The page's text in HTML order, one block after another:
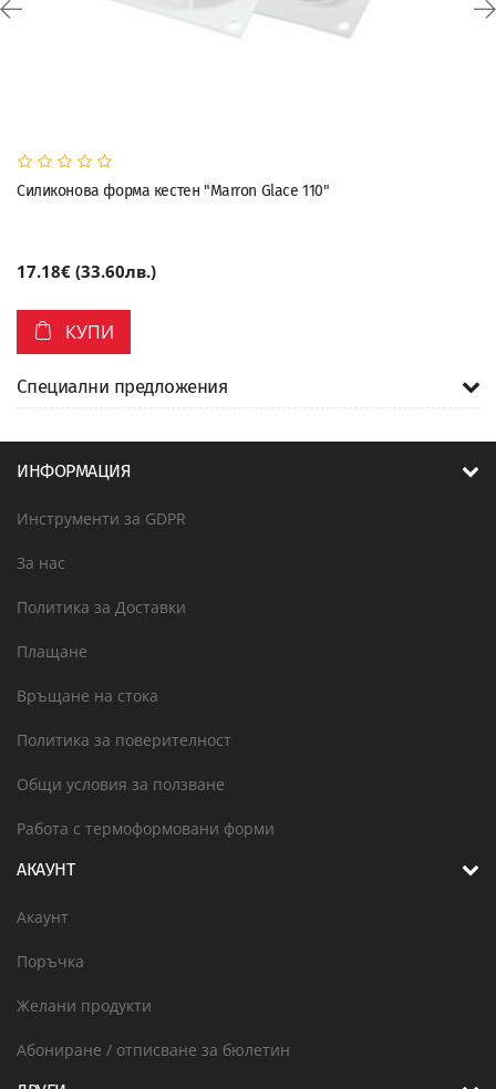
Силиконова форма кестен "Marron Glace 110"
17.18€ (33.60лв.)
КУПИ
Специални предложения
ИНФОРМАЦИЯ
Инструменти за GDPR
За нас
Политика за Доставки
Плащане
Връщане на стока
Политика за поверителност
Общи условия за ползване
Работа с термоформовани форми
АКАУНТ
Акаунт
Поръчка
Желани продукти
Абониране / отписване за бюлетин